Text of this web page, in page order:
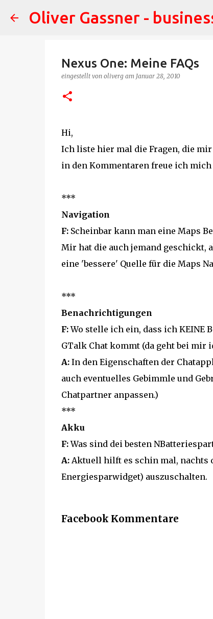
Oliver Gassner -
Nexus One: Meine FAQs
eingestellt von oliverg am Januar 28, 2010
Hi,
Ich liste hier mal die Fragen, die mir
in den Kommentaren freue ich
***
Navigation
F: Scheinbar kann man eine Maps
Mir hat die auch jemand geschickt,
eine 'bessere' Quelle für die Maps
***
Benachrichtigungen
F:Wo stelle ich ein, dass ich
GTalk Chat kommt (da geht bei mir
A:In den Eigenschaften der
auch eventuelles Gebimmle und
Chatpartner anpassen.)
***
Akku
F:Was sind dei besten
A:Aktuell hilft es schin mal, nachts
Energiesparwidget) auszuschalten.
Facebook Kommentare